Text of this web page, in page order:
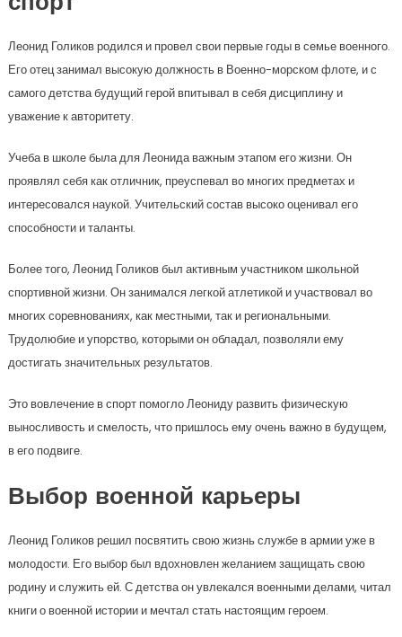
Леонид Голиков родился и провел свои первые годы в семье военного.
Его отец занимал высокую должность в Военно-морском флоте, и с
самого детства будущий герой впитывал в себя дисциплину и
уважение к авторитету.
Учеба в школе была для Леонида важным этапом его жизни. Он
проявлял себя как отличник, преуспевал во многих предметах и
интересовался наукой. Учительский состав высоко оценивал его
способности и таланты.
Более того, Леонид Голиков был активным участником школьной
спортивной жизни. Он занимался легкой атлетикой и участвовал во
многих соревнованиях, как местными, так и региональными.
Трудолюбие и упорство, которыми он обладал, позволяли ему
достигать значительных результатов.
Это вовлечение в спорт помогло Леониду развить физическую
выносливость и смелость, что пришлось ему очень важно в будущем,
в его подвиге.
Выбор военной карьеры
Леонид Голиков решил посвятить свою жизнь службе в армии уже в
молодости. Его выбор был вдохновлен желанием защищать свою
родину и служить ей. С детства он увлекался военными делами, читал
книги о военной истории и мечтал стать настоящим героем.